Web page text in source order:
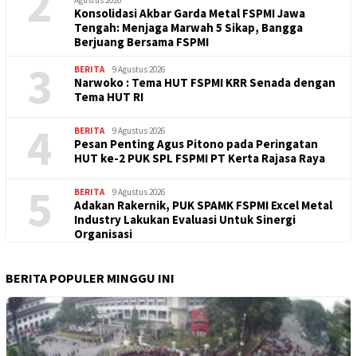
Konsolidasi Akbar Garda Metal FSPMI Jawa
Tengah: Menjaga Marwah 5 Sikap, Bangga
Berjuang Bersama FSPMI
3 BERITA 9 Agustus 2026
Narwoko : Tema HUT FSPMI KRR Senada dengan
Tema HUT RI
4 BERITA 9 Agustus 2026
Pesan Penting Agus Pitono pada Peringatan
HUT ke-2 PUK SPL FSPMI PT Kerta Rajasa Raya
5 BERITA 9 Agustus 2026
Adakan Rakernik, PUK SPAMK FSPMI Excel Metal
Industry Lakukan Evaluasi Untuk Sinergi
Organisasi
BERITA POPULER MINGGU INI